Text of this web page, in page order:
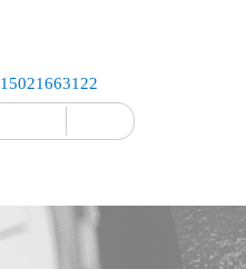
15021663122